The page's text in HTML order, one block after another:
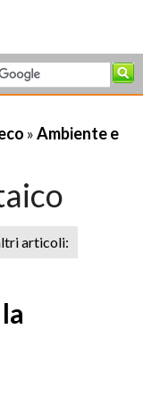
»Ambiente e
articoli: